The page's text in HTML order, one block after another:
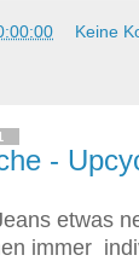
Keine
-
etwas
immer